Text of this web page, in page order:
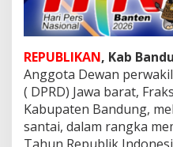
s
R
i
u
a
n
P
e
s
REPUBLIKAN, Kab
Anggota Dewan
( DPRD) Jawa barat,
Kabupaten Bandung,
santai, dalam rangka